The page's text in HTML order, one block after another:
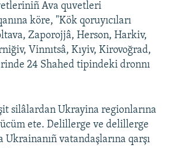
Ava quvetleri
köre, "Kök qoruyıcıları
Zaporojjâ, Herson, Harkiv,
Vinnıtsâ, Kıyiv, Kirovoğrad,
24 Shahed tipindeki dronnı
silâlardan Ukrayina regionlarına
ete. Delillerge ve delillerge
Ukrainanıñ vatandaşlarına qarşı